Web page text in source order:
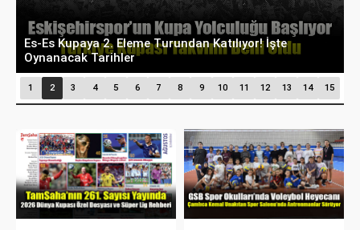
Eskişehir’de Hedef Tam İsabet: Atıcılık Branşı
Olimpik Sporcular Yetiştiriyor
1 2 3 4 5 6 7 8 9 10 11 12 13 14 15